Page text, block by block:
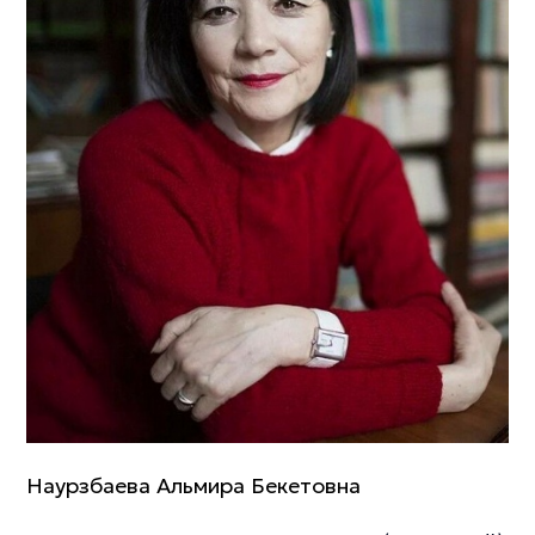
Наурзбаева Альмира Бекетовна